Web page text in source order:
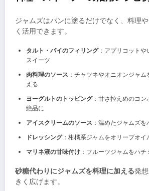
ジャムズはパンに塗るだけでなく、料理
く活用できます。
タルト・パイのフィリング：アプリコットや
スイーツ
肉料理のソース ：チャツネやオニオンジャ
える
ヨーグルトのトッピング：甘さ控えめのコ
絶品に
アイスクリームのソース ：温めたジャムズ
ドレッシング：柑橘系ジャムをオリーブオイ
マリネ液の甘味付け ：フルーツジャムをハ
砂糖代わりにジャムズを料理に加える発
きく広げます。